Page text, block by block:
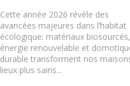
Cette année 2026 révèle des
avancées majeures dans l’habitat
écologique: matériaux biosourcés,
énergie renouvelable et
durable transforment nos
lieux plus sains...